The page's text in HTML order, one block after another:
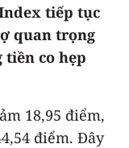
tiếp tục
quan trọng
tiền co hẹp
18,95 điểm,
điểm. Đây